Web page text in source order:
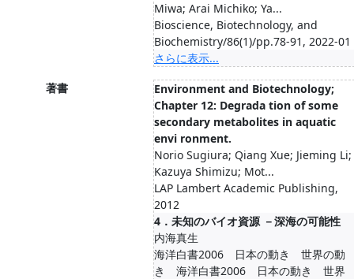
Miwa; Arai Michiko; Ya...
Bioscience, Biotechnology, and
Biochemistry/86(1)/pp.78-91, 2022-01
さらに表示...
著書
Environment and Biotechnology;
Chapter 12: Degrada tion of some
secondary metabolites in aquatic
envi ronment.
Norio Sugiura; Qiang Xue; Jieming Li;
Kazuya Shimizu; Mot...
LAP Lambert Academic Publishing,
2012
4．未知のバイオ資源 －深海の可能性
内海真生
海洋白書2006 日本の動き 世界の動
き 海洋白書2006 日本の動き 世界